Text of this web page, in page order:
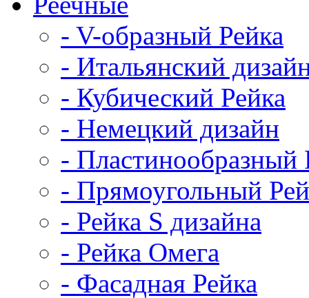
- V-образный Рейка
- Итальянский
- Кубический Рейка
- Немецкий дизайн
- Пластинообразный
- Прямоугольный
- Рейка S дизайна
- Рейка Омега
- Фасадная Рейка